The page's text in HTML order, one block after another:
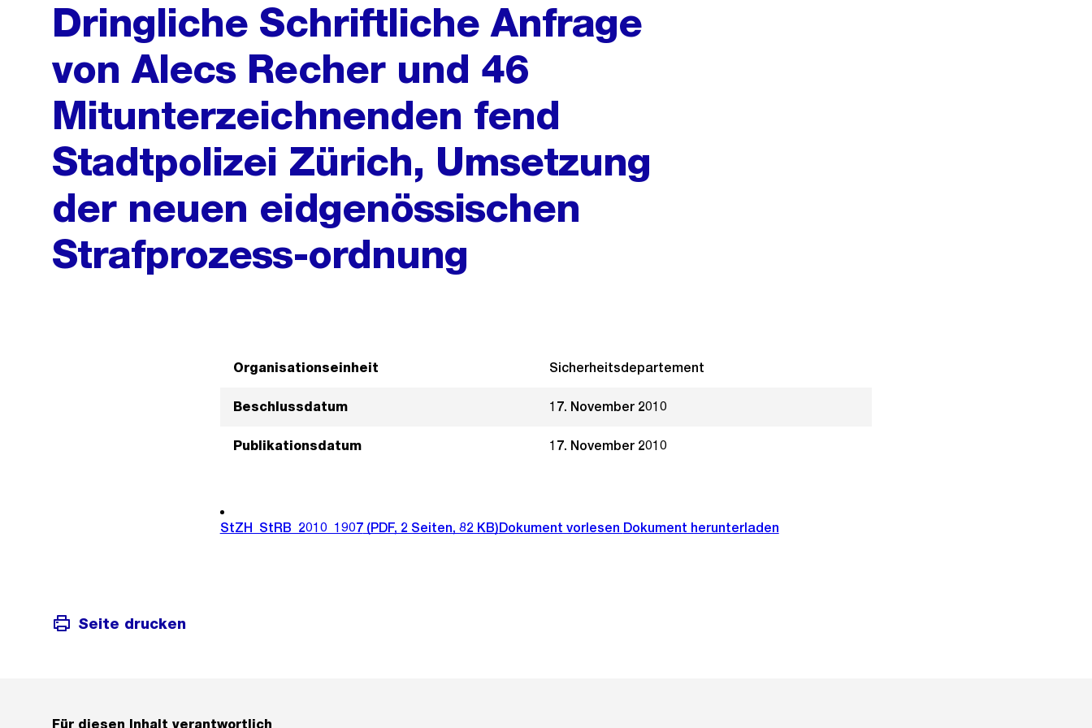
Dringliche Schriftliche Anfrage
von Alecs Recher und 46
Mitunterzeichnenden fend
Stadtpolizei Zürich, Umsetzung
der neuen eidgenössischen
Strafprozess-ordnung
Organisationseinheit Sicherheitsdepartement
Beschlussdatum 17. November 2010
Publikationsdatum 17. November 2010
StZH_StRB_2010_1907(PDF, 2 Seiten, 82 KB)Dokument vorlesen Dokument herunterladen
Seite drucken
Für diesen Inhalt verantwortlich